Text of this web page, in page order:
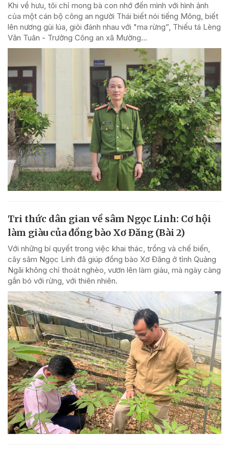
Khi về hưu, tôi chỉ mong bà con nhớ đến mình với hình ảnh
của một cán bộ công an người Thái biết nói tiếng Mông, biết
lên nương gùi lúa, giỏi đánh nhau với "ma rừng”, Thiếu tá Lèng
Văn Tuân - Trưởng Công an xã Mường...
Tri thức dân gian về sâm Ngọc Linh: Cơ hội
làm giàu của đồng bào Xơ Đăng (Bài 2)
Với những bí quyết trong việc khai thác, trồng và chế biến,
cây sâm Ngọc Linh đã giúp đồng bào Xơ Đăng ở tỉnh Quảng
Ngãi không chỉ thoát nghèo, vươn lên làm giàu, mà ngày càng
gắn bó với rừng, với thiên nhiên.